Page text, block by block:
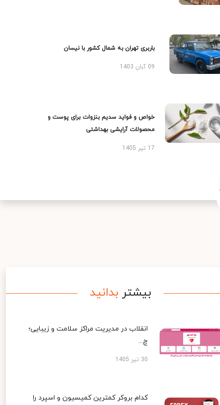
باربری تهران به شمال کشور با نیسان
09 آبان 1403
خواص و فواید سدیم بنزوات برای پوست و
محصولات آرایشی بهداشتی
17 تیر 1405
بیشتر بدانید
انقلاب در مدیریت مراکز سلامت و زیبایی؛
چ...
30 تیر 1405
کدام بروکر کمترین کمیسیون و اسپرد را